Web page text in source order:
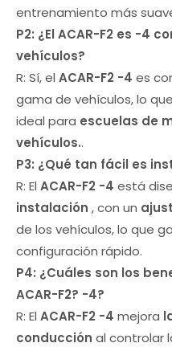
entrenamiento más
P2: ¿ElACAR-F2 es -4
vehículos?
R: Sí, el ACAR-F2 -4 es
gama de vehículos, lo
ideal para escuelas de
vehículos..
P3: ¿Qué tan fácil es
R: El ACAR-F2 -4 está
instalación , con un
de los vehículos, lo que
configuración rápido.
P4: ¿Cuáles son los
ACAR-F2? -4?
R: El ACAR-F2 -4 mejora
conducción al controlar